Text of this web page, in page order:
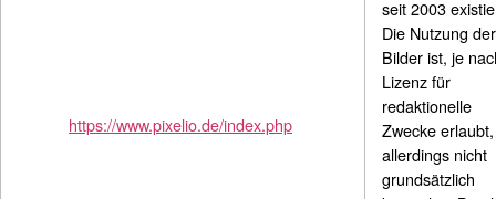
https://www.pixelio.de/index.php
seit 2003
Die Nutzung der
Bilder ist, je
Lizenz für
redaktionelle
Zwecke erlaubt,
allerdings nicht
grundsätzlich